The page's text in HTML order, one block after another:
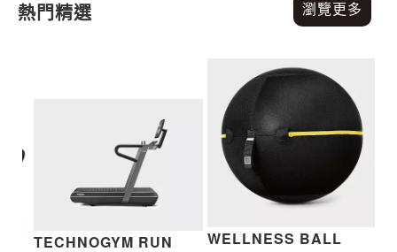
熱門精選
TECHNOGYM RUN
WELLNESS BALL
瀏覽更多